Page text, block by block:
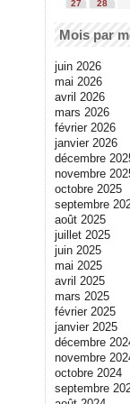
27
28
Mois par
juin 2026
mai 2026
avril 2026
mars 2026
février 2026
janvier 2026
décembre
novembre
octobre 2025
septembre
août 2025
juillet 2025
juin 2025
mai 2025
avril 2025
mars 2025
février 2025
janvier 2025
décembre
novembre
octobre 2024
septembre